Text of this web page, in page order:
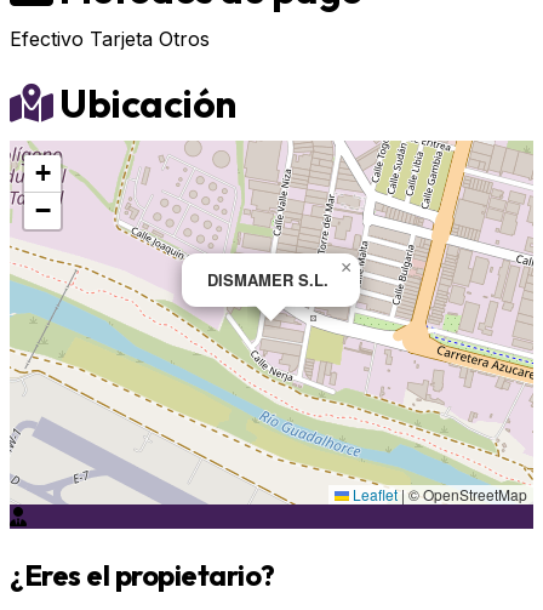
Efectivo Tarjeta Otros
Ubicación
DISMAMER S.L.
×
+
−
Leaflet |© OpenStreetMap
¿Eres el propietario?